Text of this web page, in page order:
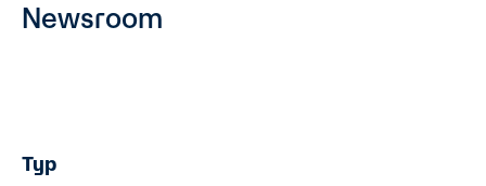
Newsroom
Typ